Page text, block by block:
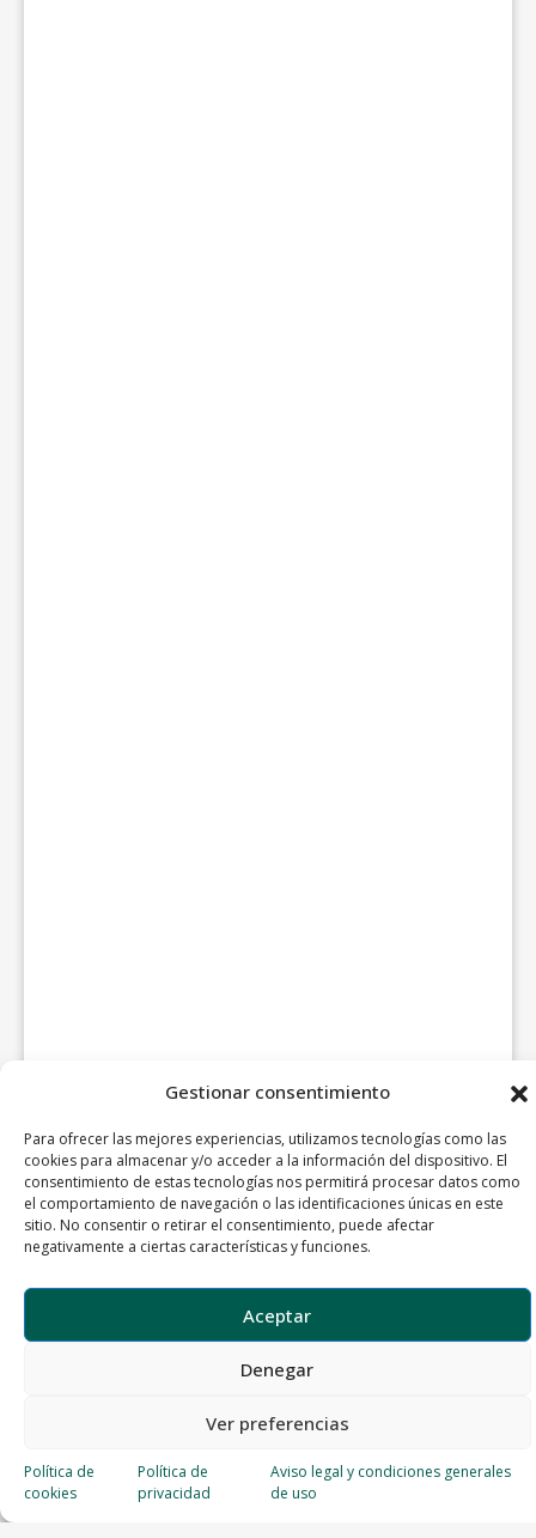
Gestionar consentimiento
Para ofrecer las mejores experiencias, utilizamos tecnologías como las
cookies para almacenar y/o acceder a la información del dispositivo. El
consentimiento de estas tecnologías nos permitirá procesar datos como
el comportamiento de navegación o las identificaciones únicas en este
sitio. No consentir o retirar el consentimiento, puede afectar
negativamente a ciertas características y funciones.
Aceptar
Denegar
Ver preferencias
Política de
cookies
Política de
privacidad
Aviso legal y condiciones generales
de uso